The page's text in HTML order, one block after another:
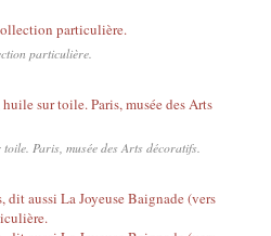
particulière.
Paris, musée des Arts décoratifs.